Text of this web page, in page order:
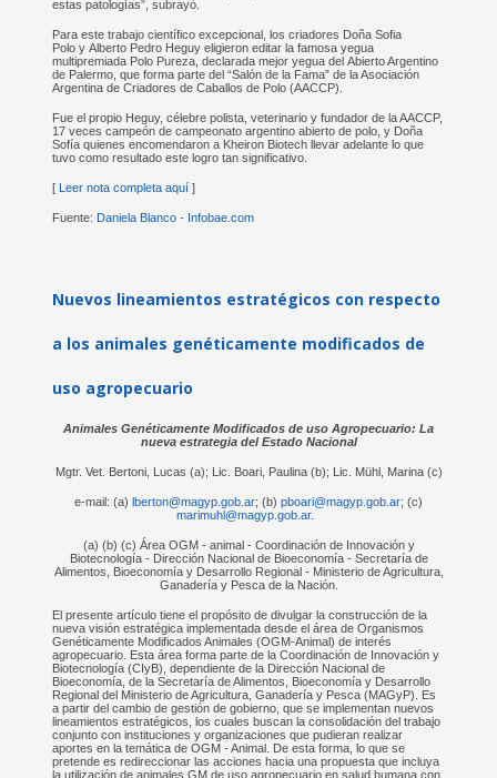
estas patologías”, subrayó.
Para este trabajo científico excepcional, los criadores Doña Sofia
Polo y Alberto Pedro Heguy eligieron editar la famosa yegua
multipremiada Polo Pureza, declarada mejor yegua del Abierto Argentino
de Palermo, que forma parte del “Salón de la Fama” de la Asociación
Argentina de Criadores de Caballos de Polo (AACCP).
Fue el propio Heguy, célebre polista, veterinario y fundador de la AACCP,
17 veces campeón de campeonato argentino abierto de polo, y Doña
Sofía quienes encomendaron a Kheiron Biotech llevar adelante lo que
tuvo como resultado este logro tan significativo.
[Leer nota completa aquí]
Fuente: Daniela Blanco - Infobae.com
Nuevos lineamientos estratégicos con respecto
a los animales genéticamente modificados de
uso agropecuario
Animales Genéticamente Modificados de uso Agropecuario: La
nueva estrategia del Estado Nacional
Mgtr. Vet. Bertoni, Lucas (a); Lic. Boari, Paulina (b); Lic. Mühl, Marina (c)
e-mail: (a) lberton@magyp.gob.ar; (b) pboari@magyp.gob.ar; (c)
marimuhl@magyp.gob.ar.
(a) (b) (c) Área OGM - animal - Coordinación de Innovación y
Biotecnología - Dirección Nacional de Bioeconomía - Secretaría de
Alimentos, Bioeconomía y Desarrollo Regional - Ministerio de Agricultura,
Ganadería y Pesca de la Nación.
El presente artículo tiene el propósito de divulgar la construcción de la
nueva visión estratégica implementada desde el área de Organismos
Genéticamente Modificados Animales (OGM-Animal) de interés
agropecuario. Esta área forma parte de la Coordinación de Innovación y
Biotecnología (CIyB), dependiente de la Dirección Nacional de
Bioeconomía, de la Secretaría de Alimentos, Bioeconomía y Desarrollo
Regional del Ministerio de Agricultura, Ganadería y Pesca (MAGyP). Es
a partir del cambio de gestión de gobierno, que se implementan nuevos
lineamientos estratégicos, los cuales buscan la consolidación del trabajo
conjunto con instituciones y organizaciones que pudieran realizar
aportes en la temática de OGM - Animal. De esta forma, lo que se
pretende es redireccionar las acciones hacia una propuesta que incluya
la utilización de animales GM de uso agropecuario en salud humana con